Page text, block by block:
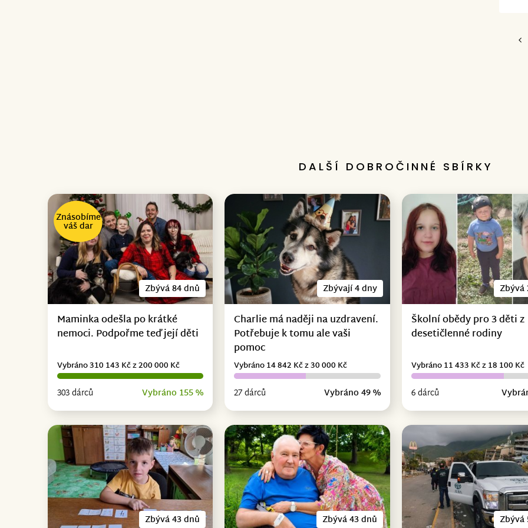
DALŠÍ DOBROČINNÉ SBÍRKY
Zbývá 84 dnů
Znásobíme
váš dar
Maminka odešla po krátké
nemoci. Podpořme teď její děti
303 dárců Vybráno 155 %
Vybráno 310 143 Kč z 200 000 Kč
Zbývají 4 dny
Charlie má naději na uzdravení.
Potřebuje k tomu ale vaši
pomoc
27 dárců Vybráno 49 %
Vybráno 14 842 Kč z 30 000 Kč
Zbývá
Školní obědy pro 3 děti z
desetičlenné rodiny
6 dárců
Vybráno 11 433 Kč z 18 100 Kč
Zbývá 43 dnů Zbývá 43 dnů Zbývá